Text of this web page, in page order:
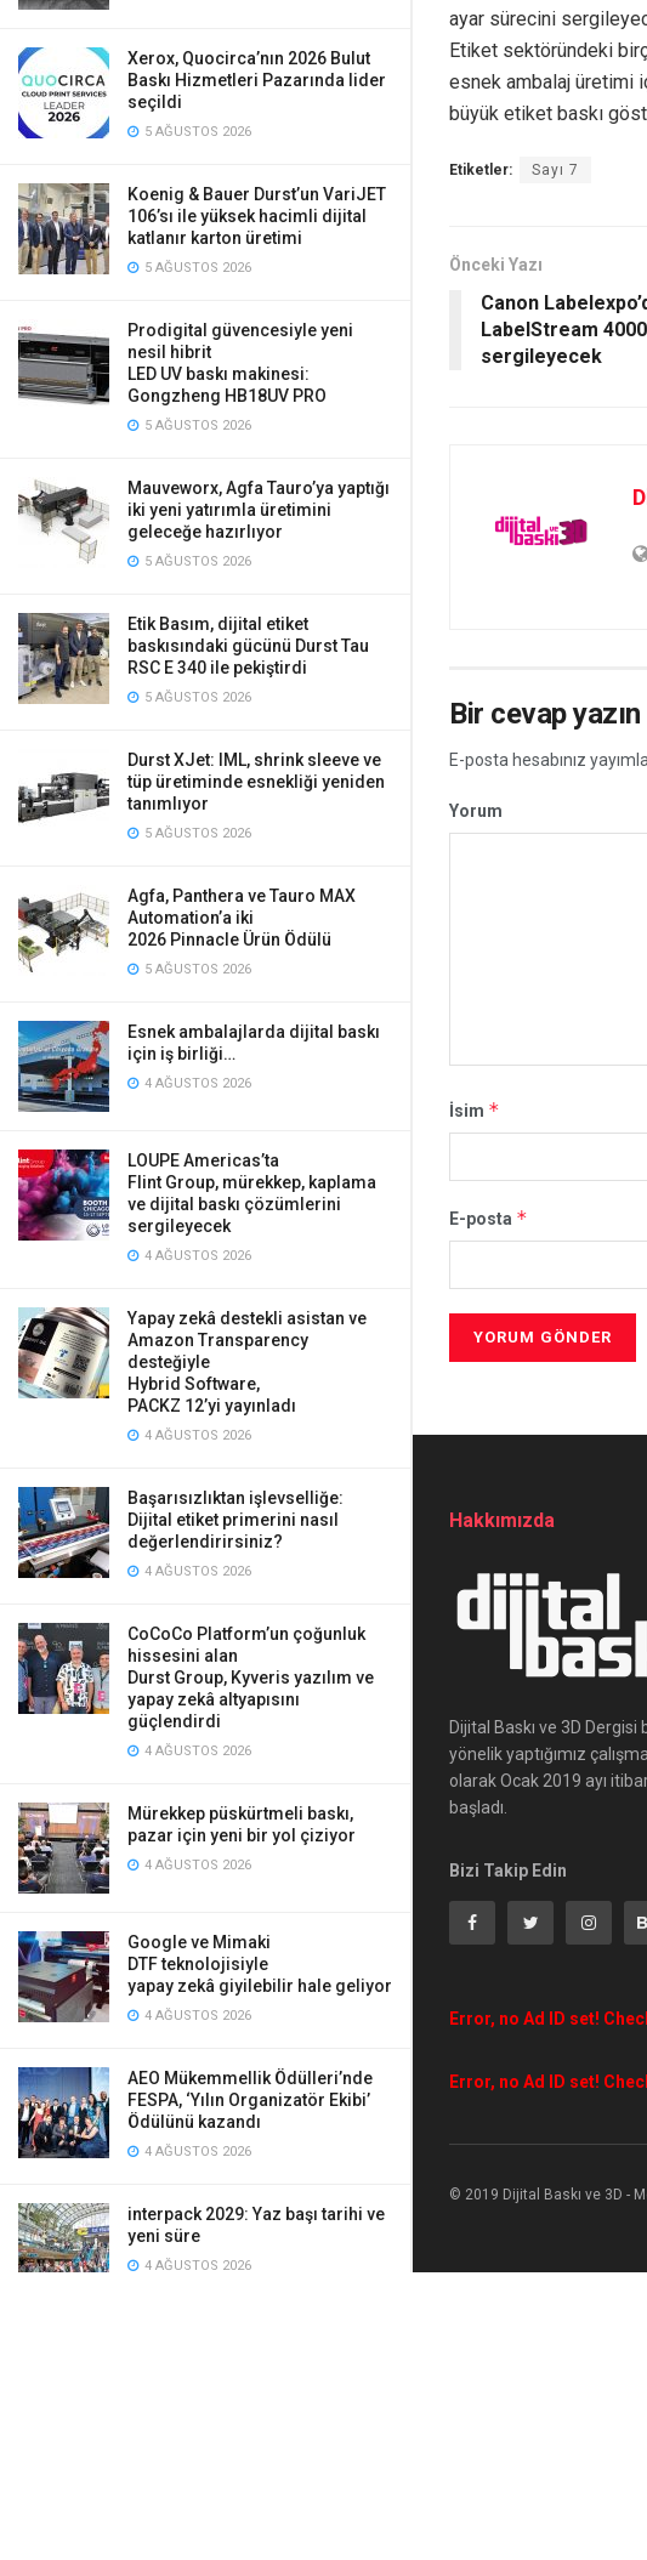
Xerox, Quocirca’nın 2026 Bulut
Baskı Hizmetleri Pazarında lider
seçildi
5 AĞUSTOS 2026
Koenig & Bauer Durst’un VariJET
106’sı ile yüksek hacimli dijital
katlanır karton üretimi
5 AĞUSTOS 2026
Prodigital güvencesiyle yeni
nesil hibrit
LED UV baskı makinesi:
Gongzheng HB18UV PRO
5 AĞUSTOS 2026
Mauveworx, Agfa Tauro’ya yaptığı
iki yeni yatırımla üretimini
geleceğe hazırlıyor
5 AĞUSTOS 2026
Etik Basım, dijital etiket
baskısındaki gücünü Durst Tau
RSC E 340 ile pekiştirdi
5 AĞUSTOS 2026
Durst XJet: IML, shrink sleeve ve
tüp üretiminde esnekliği yeniden
tanımlıyor
5 AĞUSTOS 2026
Agfa, Panthera ve Tauro MAX
Automation’a iki
2026 Pinnacle Ürün Ödülü
5 AĞUSTOS 2026
Esnek ambalajlarda dijital baskı
için iş birliği…
4 AĞUSTOS 2026
LOUPE Americas’ta
Flint Group, mürekkep, kaplama
ve dijital baskı çözümlerini
sergileyecek
4 AĞUSTOS 2026
Yapay zekâ destekli asistan ve
Amazon Transparency
desteğiyle
Hybrid Software,
PACKZ 12’yi yayınladı
4 AĞUSTOS 2026
Başarısızlıktan işlevselliğe:
Dijital etiket primerini nasıl
değerlendirirsiniz?
4 AĞUSTOS 2026
CoCoCo Platform’un çoğunluk
hissesini alan
Durst Group, Kyveris yazılım ve
yapay zekâ altyapısını
güçlendirdi
4 AĞUSTOS 2026
Mürekkep püskürtmeli baskı,
pazar için yeni bir yol çiziyor
4 AĞUSTOS 2026
Google ve Mimaki
DTF teknolojisiyle
yapay zekâ giyilebilir hale geliyor
4 AĞUSTOS 2026
AEO Mükemmellik Ödülleri’nde
FESPA, ‘Yılın Organizatör Ekibi’
Ödülünü kazandı
4 AĞUSTOS 2026
interpack 2029: Yaz başı tarihi ve
yeni süre
4 AĞUSTOS 2026
ayar sürecini
Etiket sektöründeki
esnek ambalaj üretimi
büyük etiket baskı
Etiketler: Sayı 7
Önceki Yazı
Canon
LabelStream
sergileyecek
Bir cevap yazın
E-posta hesabınız
Yorum
İsim *
E-posta *
Hakkımızda
Dijital Baskı ve 3D Dergisi
yönelik yaptığımız
olarak Ocak 2019 ayı
başladı.
Bizi Takip Edin
Error, no Ad ID set!
Error, no Ad ID set!
© 2019 Dijital Baskı ve 3D -